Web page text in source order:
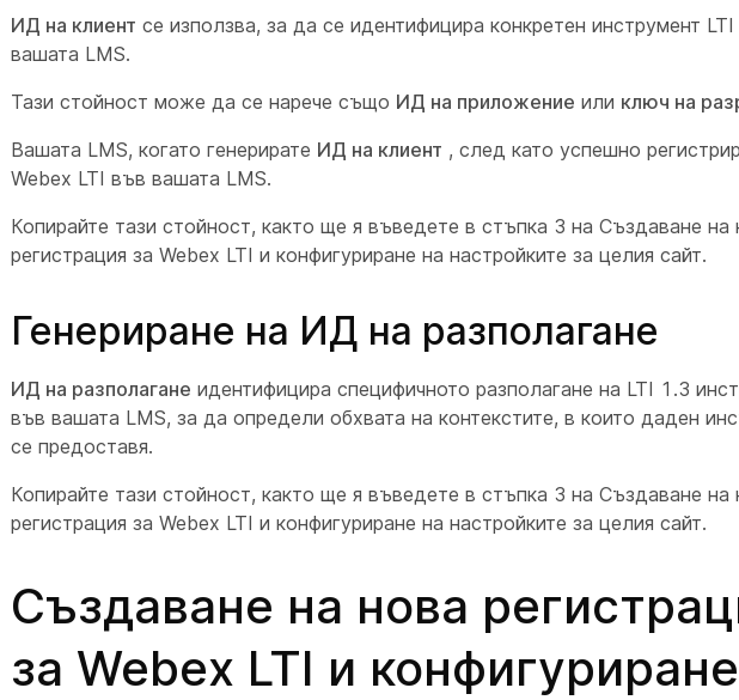
ИД на клиент се използва, за да се идентифицира конкретен инструмент
вашата LMS.
Тази стойност може да се нарече също ИД на приложение или ключ на
Вашата LMS, когато генерирате ИД на клиент , след като успешно
Webex LTI във вашата LMS.
Копирайте тази стойност, както ще я въведете в стъпка 3 на Създаване на
регистрация за Webex LTI и конфигуриране на настройките за целия сайт.
Генериране на ИД на разполагане
ИД на разполагане идентифицира специфичното разполагане на LTI 1.3
във вашата LMS, за да определи обхвата на контекстите, в които даден
се предоставя.
Копирайте тази стойност, както ще я въведете в стъпка 3 на Създаване на
регистрация за Webex LTI и конфигуриране на настройките за целия сайт.
Създаване на нова
за Webex LTI и